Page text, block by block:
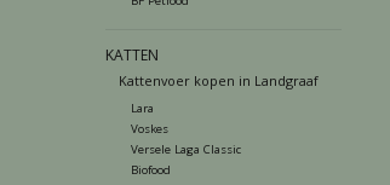
KATTEN
Kattenvoer kopen in Landgraaf
Lara
Voskes
Versele Laga Classic
Biofood